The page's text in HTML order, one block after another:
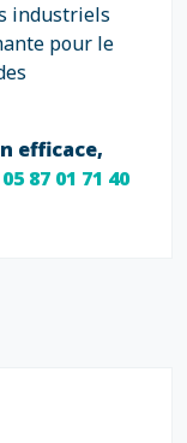
industriels
pour le
efficace,
05 87 01 71 40